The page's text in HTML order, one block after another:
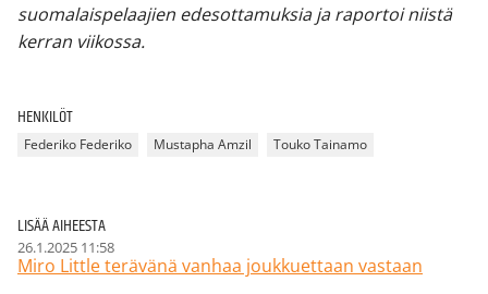
suomalaispelaajien edesottamuksia ja raportoi niistä
kerran viikossa.
HENKILÖT
Federiko Federiko Mustapha Amzil Touko Tainamo
LISÄÄ AIHEESTA
26.1.2025 11:58
Miro Little terävänä vanhaa joukkuettaan vastaan